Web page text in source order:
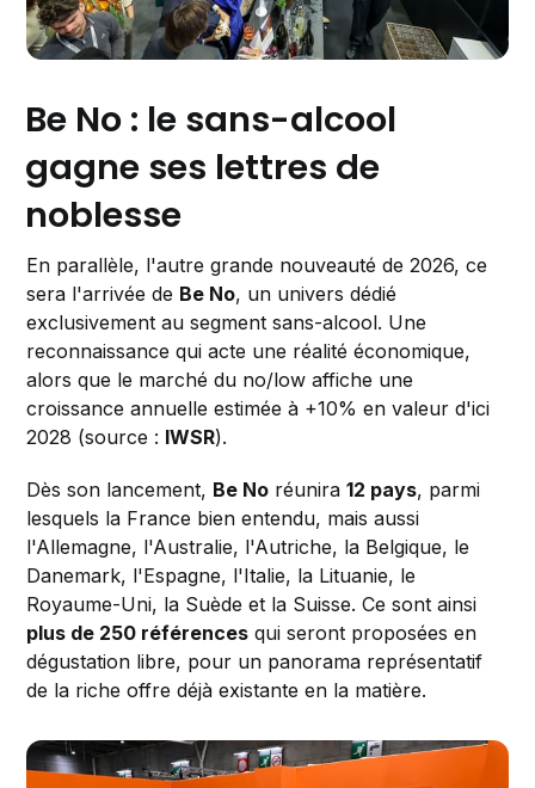
Be No : le sans-alcool
gagne ses lettres de
noblesse
En parallèle, l'autre grande nouveauté de 2026, ce
sera l'arrivée de Be No, un univers dédié
exclusivement au segment sans-alcool. Une
reconnaissance qui acte une réalité économique,
alors que le marché du no/low affiche une
croissance annuelle estimée à +10% en valeur d'ici
2028 (source : IWSR).
Dès son lancement, Be No réunira12 pays, parmi
lesquels la France bien entendu, mais aussi
l'Allemagne, l'Australie, l'Autriche, la Belgique, le
Danemark, l'Espagne, l'Italie, la Lituanie, le
Royaume-Uni, la Suède et la Suisse. Ce sont ainsi
plus de 250 références qui seront proposées en
dégustation libre, pour un panorama représentatif
de la riche offre déjà existante en la matière.